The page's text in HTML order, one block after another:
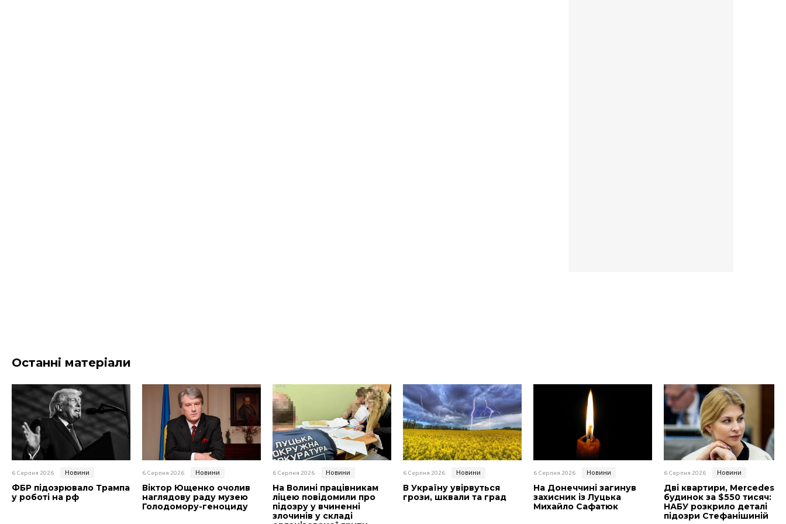
Останні матеріали
6 Серпня 2026 Новини
ФБР підозрювало Трампа
у роботі на рф
6 Серпня 2026 Новини
Віктор Ющенко очолив
наглядову раду музею
Голодомору-геноциду
6 Серпня 2026 Новини
На Волині працівникам
ліцею повідомили про
підозру у вчиненні
злочинів у складі
6 Серпня 2026 Новини
В Україну увірвуться
грози, шквали та град
6 Серпня 2026 Новини
На Донеччині загинув
захисник із Луцька
Михайло Сафатюк
6 Серпня 2026 Новини
Дві квартири, Mercedes і
будинок за $550 тисяч:
НАБУ розкрило деталі
підозри Стефанішиній